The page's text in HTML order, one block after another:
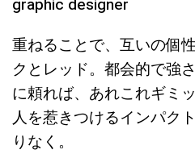
graphic designer
重ねることで、互いの個
クとレッド。都会的で強
に頼れば、あれこれギミ
人を惹きつけるインパク
りなく。